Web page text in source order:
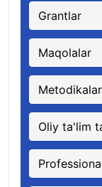
Grantlar
Maqolalar
Metodikalar
Oliy ta'lim